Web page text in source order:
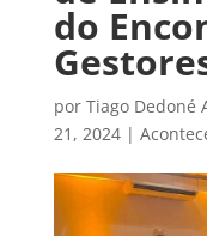
do
por Tiago Dedoné
21, 2024|